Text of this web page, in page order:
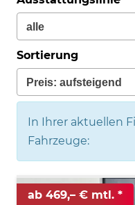
Sortierung
In Ihrer aktuellen
Fahrzeuge:
ab 469,– € mtl.